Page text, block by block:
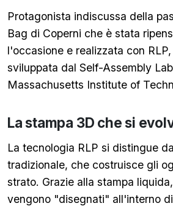
Protagonista indiscussa della
Bag di Coperni che è stata
l'occasione e realizzata con
sviluppata dal Self-Assembly
Massachusetts Institute of
La stampa 3D che si
La tecnologia RLP si distingue
tradizionale, che costruisce gli
strato. Grazie alla stampa
vengono "disegnati" all'interno